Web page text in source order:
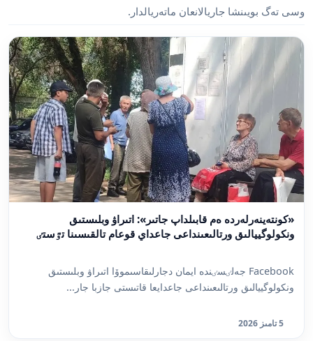
وسى تەگ بويىنشا جاريالانعان ماتەريالدار.
«كونتەينەرلەردە ەم قابىلداپ جاتىر»: اتىراۋ وبلىستىق
ونكولوگييالىق ورتالىعىنداعى جاعداي قوعام تالقىسىنا تٷستٸ
Facebook جەلٸسٸندە ايمان دجارلىقاسىموۆا اتىراۋ وبلىستىق
ونكولوگييالىق ورتالىعىنداعى جاعدايعا قاتىستى جازبا جار...
5 تامىز 2026